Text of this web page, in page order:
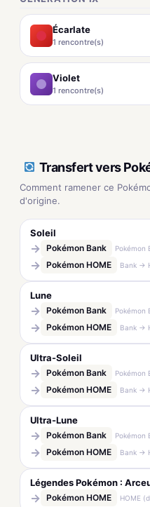
Écarlate
1 rencontre(s)
Violet
1 rencontre(s)
Transfert vers
Comment ramener ce
d'origine.
Soleil
→ Pokémon Bank Pokémon
→ Pokémon HOME Bank →
Lune
→ Pokémon Bank Pokémon
→ Pokémon HOME Bank →
Ultra-Soleil
→ Pokémon Bank Pokémon
→ Pokémon HOME Bank →
Ultra-Lune
→ Pokémon Bank Pokémon
→ Pokémon HOME Bank →
Légendes Pokémon :
→ Pokémon HOME HOME